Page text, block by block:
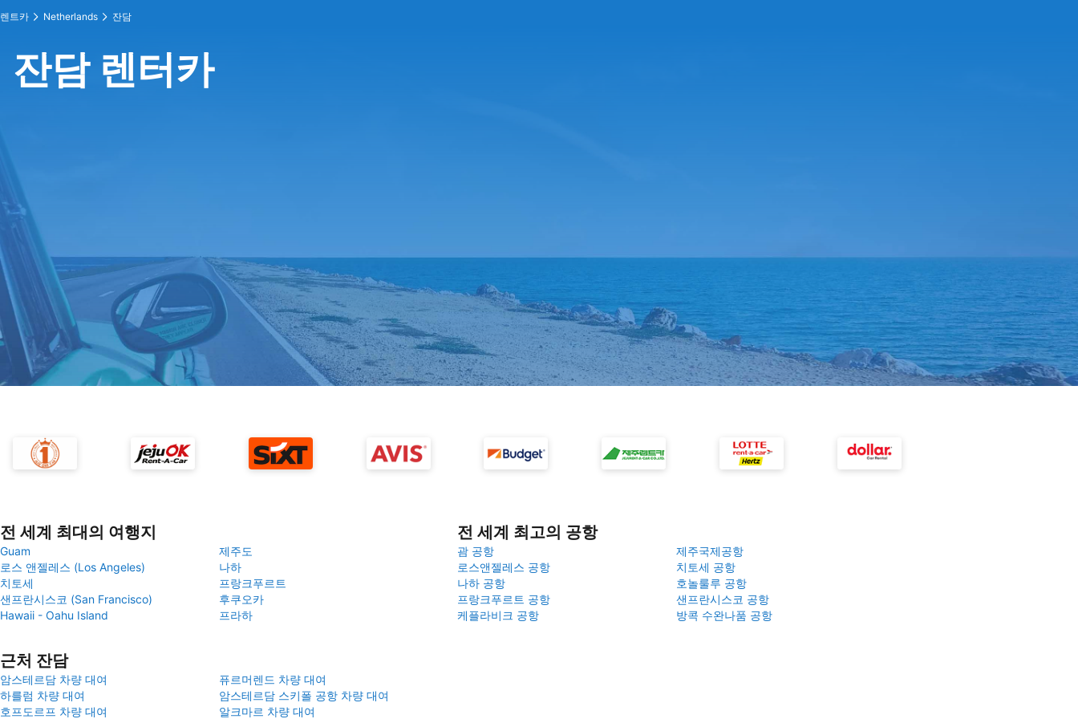
렌트카 Netherlands 잔담
잔담 렌터카
전 세계 최대의 여행지
Guam
제주도
로스 앤젤레스 (Los Angeles)
나하
치토세
프랑크푸르트
샌프란시스코 (San Francisco)
후쿠오카
Hawaii - Oahu Island
프라하
전 세계 최고의 공항
괌 공항
제주국제공항
로스앤젤레스 공항
치토세 공항
나하 공항
호놀룰루 공항
프랑크푸르트 공항
샌프란시스코 공항
케플라비크 공항
방콕 수완나품 공항
근처 잔담
암스테르담 차량 대여
퓨르머렌드 차량 대여
하를럼 차량 대여
암스테르담 스키폴 공항 차량 대여
호프도르프 차량 대여
알크마르 차량 대여